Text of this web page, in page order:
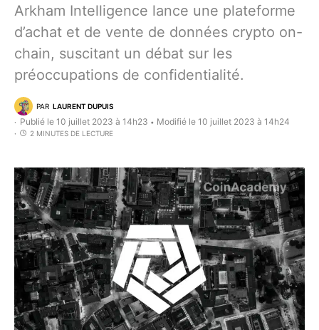
Arkham Intelligence lance une plateforme
d’achat et de vente de données crypto on-
chain, suscitant un débat sur les
préoccupations de confidentialité.
PAR LAURENT DUPUIS
Publié le 10 juillet 2023 à 14h23 • Modifié le 10 juillet 2023 à 14h24
2 MINUTES DE LECTURE